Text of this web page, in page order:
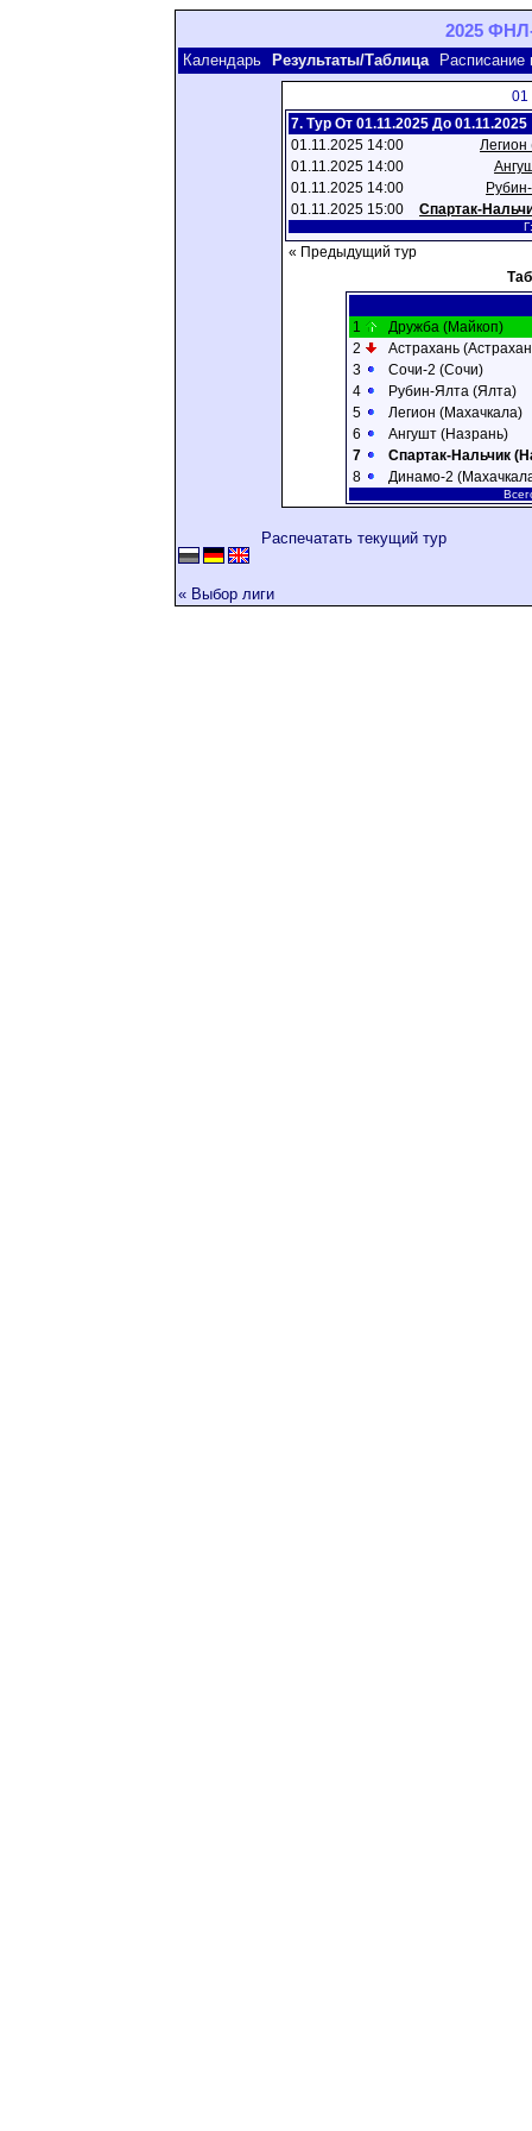
2025
Календарь Результаты/Таблица Расписание
01
7. Тур От 01.11.2025 До 01.11.2025
01.11.2025 14:00
Легион
01.11.2025 14:00
01.11.2025 14:00
01.11.2025 15:00
Спартак-
« Предыдущий тур
1
Дружба (Майкоп)
2
Астрахань
3
Сочи-2 (Сочи)
4
Рубин-Ялта (Ялта)
5
Легион (Махачкала)
6
Ангушт (Назрань)
7
Спартак-Нальчик
8
Динамо-2
Распечатать текущий тур
« Выбор лиги